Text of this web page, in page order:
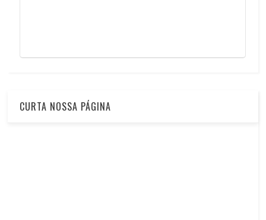
CURTA NOSSA PÁGINA